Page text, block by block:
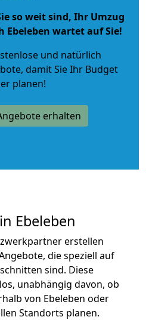
so weit sind, Ihr Umzug
Ebeleben wartet auf Sie!
und natürlich
, damit Sie Ihr Budget
planen!
erhalten
Ebeleben
erstellen
die speziell auf
sind. Diese
unabhängig davon, ob
von Ebeleben oder
Standorts planen.